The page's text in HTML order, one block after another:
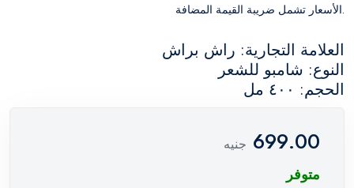
.الأسعار تشمل ضريبة القيمة المضافة
العلامة التجارية: راش براش
النوع: شامبو للشعر
الحجم: ٤٠٠ مل
699.00 جنيه
متوفر